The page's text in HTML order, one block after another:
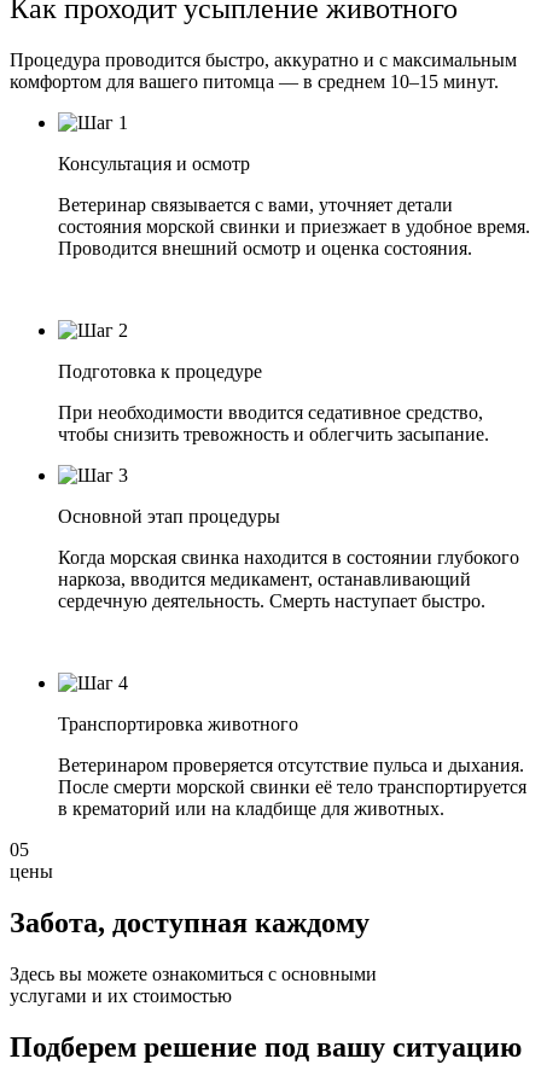
Как проходит усыпление животного
Процедура проводится быстро, аккуратно и с максимальным
комфортом для вашего питомца — в среднем 10–15 минут.
Консультация и осмотр
Ветеринар связывается с вами, уточняет детали
состояния морской свинки и приезжает в удобное время.
Проводится внешний осмотр и оценка состояния.
Подготовка к процедуре
При необходимости вводится седативное средство,
чтобы снизить тревожность и облегчить засыпание.
Основной этап процедуры
Когда морская свинка находится в состоянии глубокого
наркоза, вводится медикамент, останавливающий
сердечную деятельность. Смерть наступает быстро.
Транспортировка животного
Ветеринаром проверяется отсутствие пульса и дыхания.
После смерти морской свинки её тело транспортируется
в крематорий или на кладбище для животных.
05
цены
Забота, доступная каждому
Здесь вы можете ознакомиться с основными
услугами и их стоимостью
Подберем решение под вашу ситуацию